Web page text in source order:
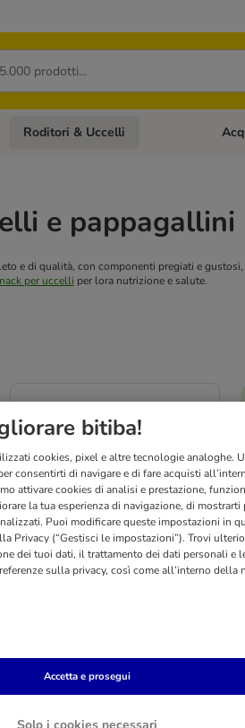
Apri Menù Categoria: Diete
Roditori & Uccelli Apri
e pappagallini
e di qualità, con componenti pregiati e
per uccelli per lora nutrizione e salute.
Lillebro Mangime per
uccelli selvatici senza bucce
20 kg
bitiba!
cookies, pixel e altre tecnologie analoghe.
consentirti di navigare e di fare acquisti
attivare cookies di analisi e prestazione,
la tua esperienza di navigazione, di mostrarti
Puoi modificare queste impostazioni in
Privacy (“Gestisci le impostazioni”). Trovi
dei tuoi dati, il trattamento dei dati personali e
sulla privacy, così come all’interno della
Solo i cookies necessari
Accetta e prosegui